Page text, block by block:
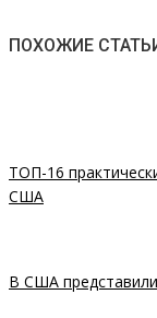
ПОХОЖИЕ
ТОП-16
США
В США